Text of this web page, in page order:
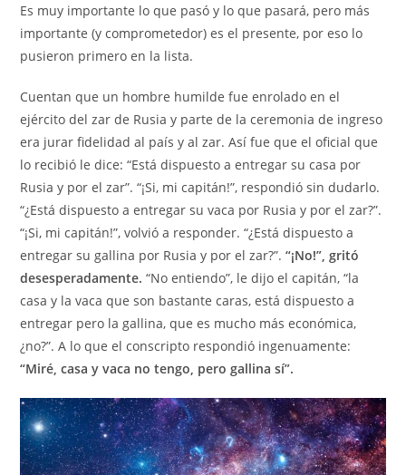
Es muy importante lo que pasó y lo que pasará, pero más
importante (y comprometedor) es el presente, por eso lo
pusieron primero en la lista.
Cuentan que un hombre humilde fue enrolado en el
ejército del zar de Rusia y parte de la ceremonia de ingreso
era jurar fidelidad al país y al zar. Así fue que el oficial que
lo recibió le dice: “Está dispuesto a entregar su casa por
Rusia y por el zar”. “¡Si, mi capitán!”, respondió sin dudarlo.
“¿Está dispuesto a entregar su vaca por Rusia y por el zar?”.
“¡Si, mi capitán!”, volvió a responder. “¿Está dispuesto a
entregar su gallina por Rusia y por el zar?”.“¡No!”, gritó
desesperadamente.“No entiendo”, le dijo el capitán, “la
casa y la vaca que son bastante caras, está dispuesto a
entregar pero la gallina, que es mucho más económica,
¿no?”. A lo que el conscripto respondió ingenuamente:
“Miré, casa y vaca no tengo, pero gallina sí”.